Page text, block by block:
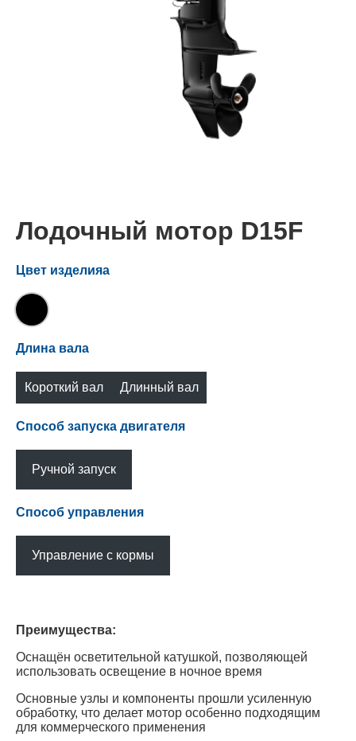
Лодочный мотор D15F
Цвет изделияа
Длина вала
Короткий вал
(S)
Длинный вал
Способ запуска двигателя
Ручной запуск
Способ управления
Управление с кормы
Преимущества:
Оснащён осветительной катушкой, позволяющей
использовать освещение в ночное время
Основные узлы и компоненты прошли усиленную
обработку, что делает мотор особенно подходящим
для коммерческого применения